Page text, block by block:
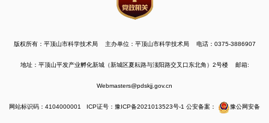
版权所有：平顶山市科学技术局 主办单位：平顶山市科学技术局 电话：0375-3886907
地址：平顶山平发产业孵化新城（新城区夏耘路与滍阳路交叉口东北角）2号楼 邮箱:
Webmasters@pdskjj.gov.cn
网站标识码：4104000001 ICP证号：豫ICP备2021013523号-1 公安备案： 豫公网安备